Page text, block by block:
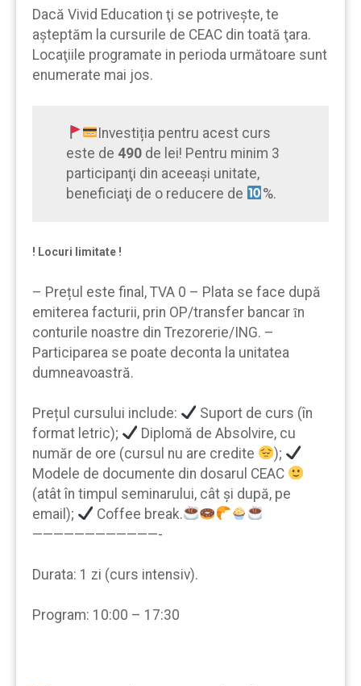
Dacă Vivid Education ţi se potrivește, te
aşteptăm la cursurile de CEAC din toată ţara.
Locaţiile programate in perioda următoare sunt
enumerate mai jos.
Investiția pentru acest curs
este de 490de lei! Pentru minim 3
participanţi din aceeaşi unitate,
beneficiaţi de o reducere de
%.
! Locuri limitate !
– Prețul este final, TVA 0 – Plata se face după
emiterea facturii, prin OP/transfer bancar ȋn
conturile noastre din Trezorerie/ING. –
Participarea se poate deconta la unitatea
dumneavoastră.
Prețul cursului include:
Suport de curs (în
format letric);
Diplomă de Absolvire, cu
număr de ore (cursul nu are credite
);
Modele de documente din dosarul CEAC
(atât în timpul seminarului, cât şi după, pe
email);
Coffee break.
————————————-
Durata: 1 zi (curs intensiv).
Program: 10:00 – 17:30